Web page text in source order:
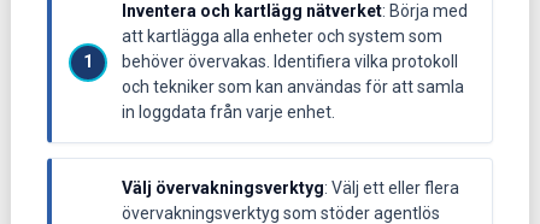
Inventera och kartlägg nätverket: Börja med
att kartlägga alla enheter och system som
behöver övervakas. Identifiera vilka protokoll
och tekniker som kan användas för att samla
in loggdata från varje enhet.
Välj övervakningsverktyg: Välj ett eller flera
övervakningsverktyg som stöder agentlös